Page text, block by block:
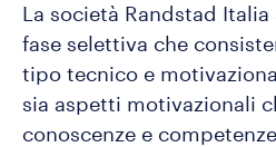
La società Randstad
fase selettiva che
tipo tecnico e
sia aspetti motivazionali
conoscenze e